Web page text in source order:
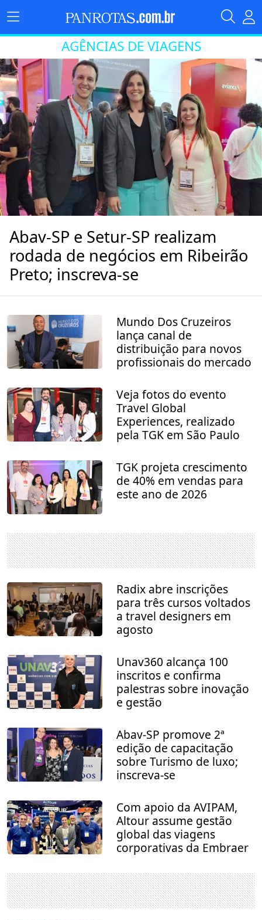
AGÊNCIAS DE VIAGENS
Abav-SP e Setur-SP realizam
rodada de negócios em Ribeirão
Preto; inscreva-se
Mundo Dos Cruzeiros
lança canal de
distribuição para novos
profissionais do mercado
Veja fotos do evento
Travel Global
Experiences, realizado
pela TGK em São Paulo
TGK projeta crescimento
de 40% em vendas para
este ano de 2026
Radix abre inscrições
para três cursos voltados
a travel designers em
agosto
Unav360 alcança 100
inscritos e confirma
palestras sobre inovação
e gestão
Abav-SP promove 2ª
edição de capacitação
sobre Turismo de luxo;
inscreva-se
Com apoio da AVIPAM,
Altour assume gestão
global das viagens
corporativas da Embraer